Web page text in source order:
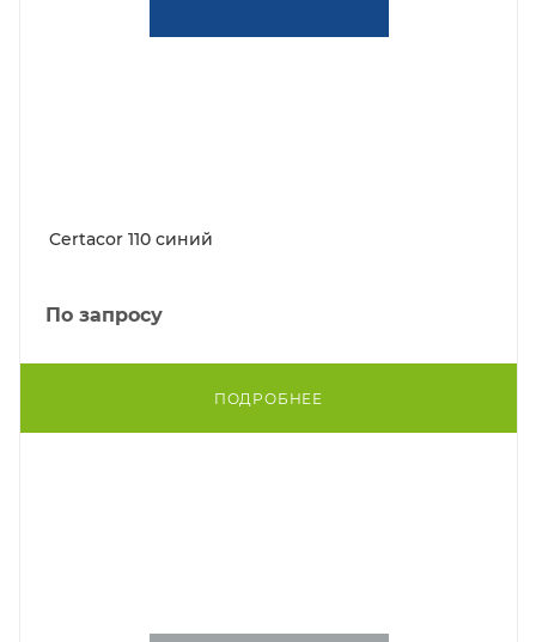
Certacor 110 синий
По запросу
ПОДРОБНЕЕ